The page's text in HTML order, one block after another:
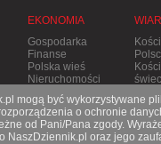
EKONOMIA
Gospodarka
Finanse
Polska wieś
Nieruchomości
mogą być wykorzystywane
o ochronie
od Pani/Pana zgody.
NaszDziennik.pl oraz jego